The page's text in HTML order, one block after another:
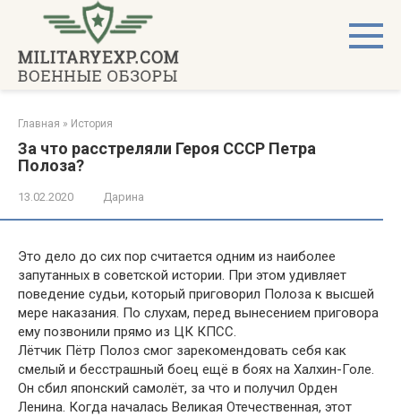
контенту
Главная » История
За что расстреляли Героя СССР Петра
Полоза?
13.02.2020 Дарина
Это дело до сих пор считается одним из наиболее
запутанных в советской истории. При этом удивляет
поведение судьи, который приговорил Полоза к высшей
мере наказания. По слухам, перед вынесением приговора
ему позвонили прямо из ЦК КПСС.
Лётчик Пётр Полоз смог зарекомендовать себя как
смелый и бесстрашный боец ещё в боях на Халхин-Голе.
Он сбил японский самолёт, за что и получил Орден
Ленина. Когда началась Великая Отечественная, этот